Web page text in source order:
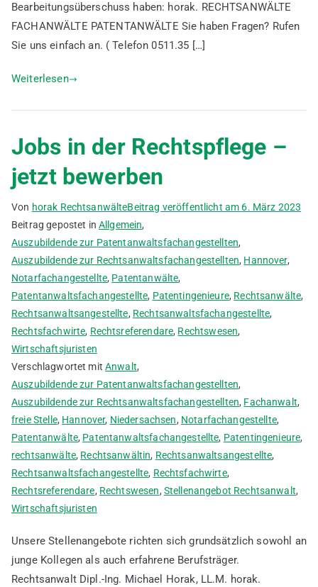
Bearbeitungsüberschuss haben: horak. RECHTSANWÄLTE
FACHANWÄLTE PATENTANWÄLTE Sie haben Fragen? Rufen
Sie uns einfach an. ( Telefon 0511.35 […]
Weiterlesen
Jobs in der Rechtspflege –
jetzt bewerben
Von horak RechtsanwälteBeitrag veröffentlicht am 6. März 2023
Beitrag gepostet inAllgemein,
Auszubildende zur Patentanwaltsfachangestellten,
Auszubildende zur Rechtsanwaltsfachangestellten, Hannover,
Notarfachangestellte, Patentanwälte,
Patentanwaltsfachangestellte, Patentingenieure, Rechtsanwälte,
Rechtsanwaltsangestellte, Rechtsanwaltsfachangestellte,
Rechtsfachwirte, Rechtsreferendare, Rechtswesen,
Wirtschaftsjuristen
Verschlagwortet mitAnwalt,
Auszubildende zur Patentanwaltsfachangestellten,
Auszubildende zur Rechtsanwaltsfachangestellten, Fachanwalt,
freie Stelle, Hannover, Niedersachsen, Notarfachangestellte,
Patentanwälte, Patentanwaltsfachangestellte, Patentingenieure,
rechtsanwälte, Rechtsanwältin, Rechtsanwaltsangestellte,
Rechtsanwaltsfachangestellte, Rechtsfachwirte,
Rechtsreferendare, Rechtswesen, Stellenangebot Rechtsanwalt,
Wirtschaftsjuristen
Unsere Stellenangebote richten sich grundsätzlich sowohl an
junge Kollegen als auch erfahrene Berufsträger.
Rechtsanwalt Dipl.-Ing. Michael Horak, LL.M. horak.